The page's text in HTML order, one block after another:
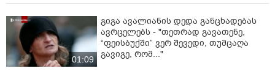
01:09
გიგა ავალიანის დედა განცხადებას
ავრცელებს - "თეთრად გავათენე,
“ფეისბუქში” ვერ შევედი, თუმცაღა
გავიგე, რომ..."